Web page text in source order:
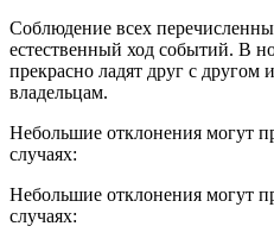
Соблюдение всех
естественный ход событий. В
прекрасно ладят друг с другом
владельцам.
Небольшие отклонения могут
случаях:
Небольшие отклонения могут
случаях: